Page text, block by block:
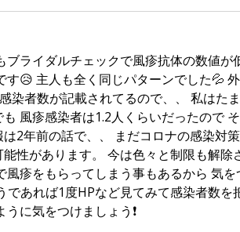
ブライダルチェックで風疹抗体の数値が
す😥 主人も全く同じパターンでした💦
染者数が記載されてるので、、 私はた
風疹感染者は1.2人くらいだったので
2年前の話で、、 まだコロナの感染対
性があります。 今は色々と制限も解除
風疹をもらってしまう事もあるから 気
であれば1度HPなど見てみて感染者数を
に気をつけましょう❗